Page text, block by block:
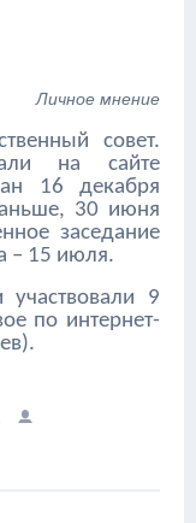
Личное мнение
совет.
на сайте
16 декабря
30 июня
заседание
– 15 июля.
9
по интернет-